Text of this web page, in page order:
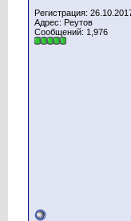
Регистрация:
Адрес: Реутов
Сообщений: 1,976